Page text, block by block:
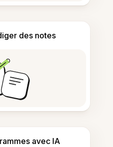
des notes
avec IA